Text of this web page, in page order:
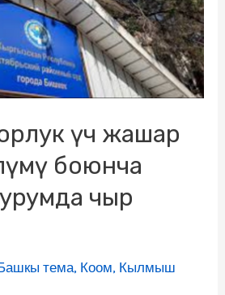
үч жашар
боюнча
чыр
тема, Коом, Кылмыш